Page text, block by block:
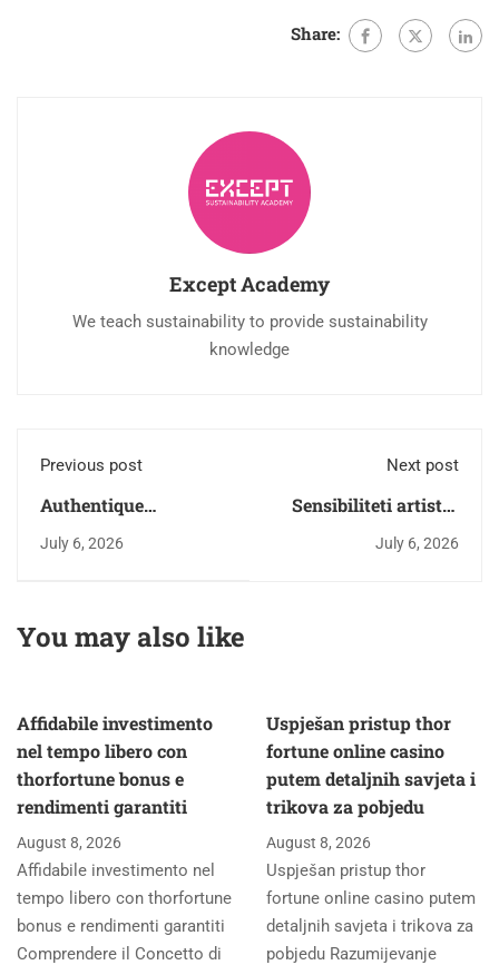
Share:
Except Academy
We teach sustainability to provide sustainability
knowledge
Previous post
Authentique
immersion, explorez
July 6, 2026
Next post
Sensibiliteti artistik
dhe
July 6, 2026
You may also like
Affidabile investimento
nel tempo libero con
thorfortune bonus e
rendimenti garantiti
August 8, 2026
Affidabile investimento nel
tempo libero con thorfortune
bonus e rendimenti garantiti
Comprendere il Concetto di
Uspješan pristup thor
fortune online casino
putem detaljnih savjeta i
trikova za pobjedu
August 8, 2026
Uspješan pristup thor
fortune online casino putem
detaljnih savjeta i trikova za
pobjedu Razumijevanje